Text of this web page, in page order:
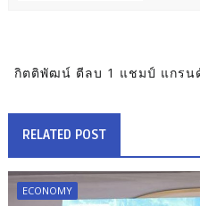
กิตติพัฒน์ ตีลบ 1 แชมป์ แกรน
RELATED POST
ECONOMY